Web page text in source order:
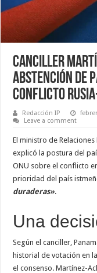
Canciller
Abstención de
Conflicto
Redacción IP
Leave a comment
El ministro de
explicó la postura del
ONU sobre el conflicto
prioridad del país
duraderas».
Una
Según el canciller,
historial de votación en
el consenso. Martínez-